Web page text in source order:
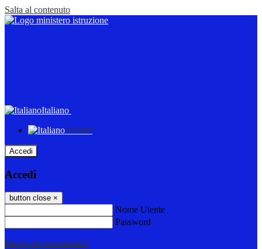
Salta al contenuto
Italiano
Italiano
Accedi
Accedi
button close ×
Nome Utente
Password
Password dimenticata?